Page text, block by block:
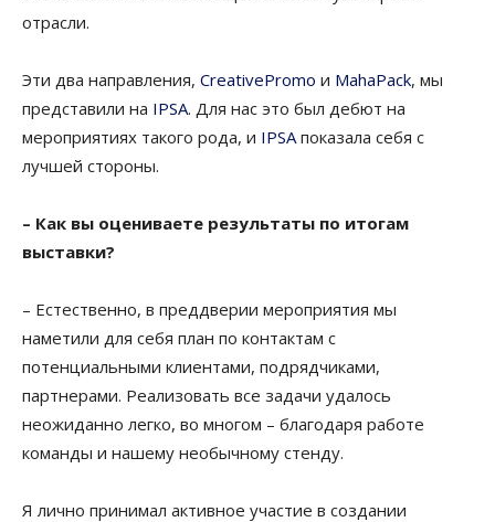
отрасли.
Эти два направления, CreativePromo и MahaPack, мы
представили на IPSA. Для нас это был дебют на
мероприятиях такого рода, и IPSA показала себя с
лучшей стороны.
– Как вы оцениваете результаты по итогам
выставки?
– Естественно, в преддверии мероприятия мы
наметили для себя план по контактам с
потенциальными клиентами, подрядчиками,
партнерами. Реализовать все задачи удалось
неожиданно легко, во многом – благодаря работе
команды и нашему необычному стенду.
Я лично принимал активное участие в создании